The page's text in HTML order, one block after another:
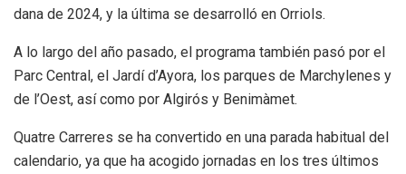
dana de 2024, y la última se desarrolló en Orriols.
A lo largo del año pasado, el programa también pasó por el
Parc Central, el Jardí d’Ayora, los parques de Marchylenes y
de l’Oest, así como por Algirós y Benimàmet.
Quatre Carreres se ha convertido en una parada habitual del
calendario, ya que ha acogido jornadas en los tres últimos